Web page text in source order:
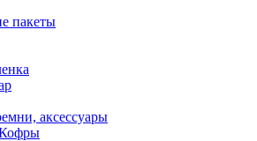
пакеты
аксессуары